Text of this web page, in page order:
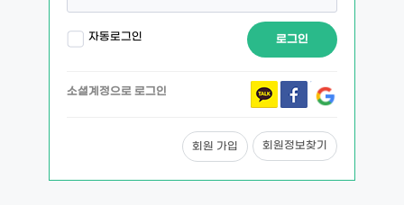
자동로그인 로그인
소셜계정으로 로그인
회원 가입 회원정보찾기